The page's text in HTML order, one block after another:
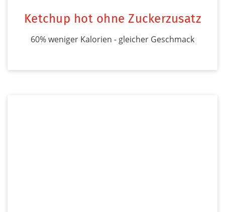
Ketchup hot ohne Zuckerzusatz
60% weniger Kalorien - gleicher Geschmack